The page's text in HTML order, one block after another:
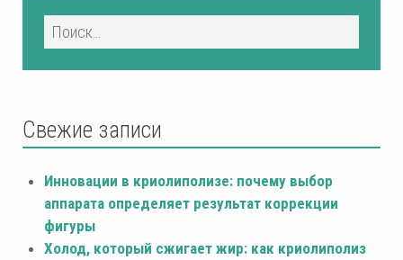
Свежие записи
Инновации в криолиполизе: почему выбор
аппарата определяет результат коррекции
фигуры
Холод, который сжигает жир: как криолиполиз